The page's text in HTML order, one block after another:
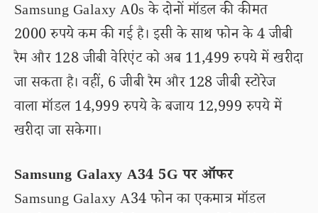
Samsung Galaxy A0s के दोनों मॉडल की कीमत
2000 रुपये कम की गई है। इसी के साथ फोन के 4 जीबी
रैम और 128 जीबी वेरिएंट को अब 11,499 रुपये में खरीदा
जा सकता है। वहीं, 6 जीबी रैम और 128 जीबी स्टोरेज
वाला मॉडल 14,999 रुपये के बजाय 12,999 रुपये में
खरीदा जा सकेगा।
Samsung Galaxy A34 5G पर ऑफर
Samsung Galaxy A34 फोन का एकमात्र मॉडल